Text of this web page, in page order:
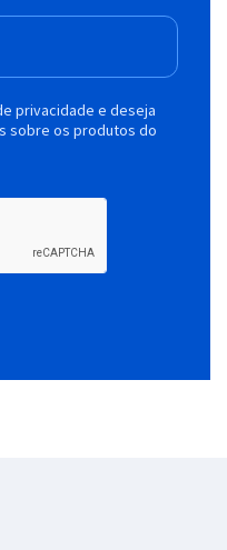
privacidade e deseja
sobre os produtos do